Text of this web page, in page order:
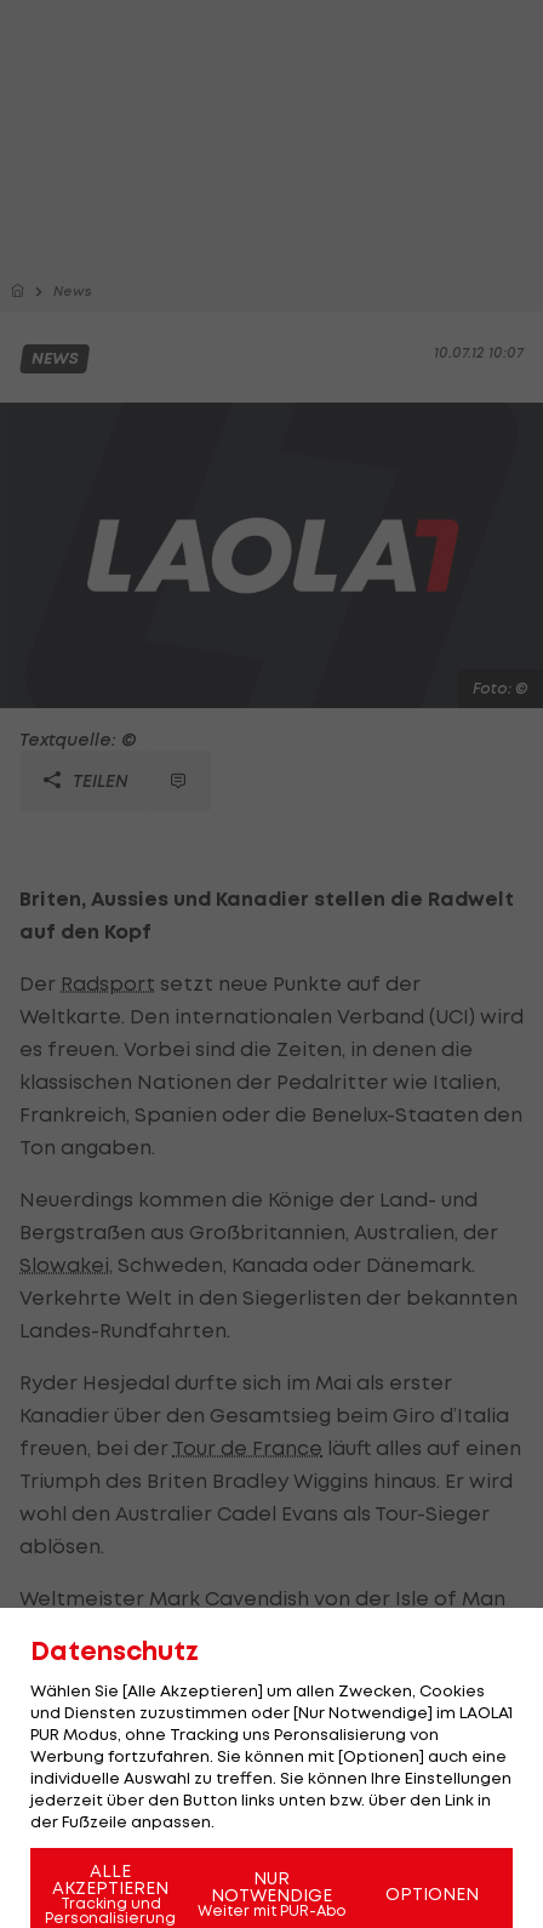
News
10.07.12 10:07
NEWS
Foto: ©
Textquelle: ©
TEILEN
Briten, Aussies und Kanadier stellen die Radwelt
auf den Kopf
Der Radsport setzt neue Punkte auf der
Weltkarte. Den internationalen Verband (UCI) wird
es freuen. Vorbei sind die Zeiten, in denen die
klassischen Nationen der Pedalritter wie Italien,
Frankreich, Spanien oder die Benelux-Staaten den
Ton angaben.
Neuerdings kommen die Könige der Land- und
Bergstraßen aus Großbritannien, Australien, der
Slowakei , Schweden, Kanada oder Dänemark.
Verkehrte Welt in den Siegerlisten der bekannten
Landes-Rundfahrten.
Ryder Hesjedal durfte sich im Mai als erster
Kanadier über den Gesamtsieg beim Giro d’Italia
freuen, bei der Tour de France läuft alles auf einen
Triumph des Briten Bradley Wiggins hinaus. Er wird
wohl den Australier Cadel Evans als Tour-Sieger
ablösen.
Weltmeister Mark Cavendish von der Isle of Man
Titel des besten Sprinters und bei den Jung-Profis
führt in Frankreich das Klassement aktuell der US-
Amerikaner Tejay van Garderen vor dem Esten
Rein Taaramae an.
Auch auf den Bergen kraxeln Fahrer aus Nationen,
die imRadsporteher "exotisch" anmuten, ins
Rampenlicht. Der Schwede Fredrik Kessiakoff
trägt am Ruhetag und vor dem Ritt durch die
Datenschutz
Wählen Sie [Alle Akzeptieren] um allen Zwecken, Cookies
und Diensten zuzustimmen oder [Nur Notwendige] im LAOLA1
PUR Modus, ohne Tracking uns Peronsalisierung von
Werbung fortzufahren. Sie können mit [Optionen] auch eine
individuelle Auswahl zu treffen. Sie können Ihre Einstellungen
jederzeit über den Button links unten bzw. über den Link in
der Fußzeile anpassen.
ALLE
AKZEPTIEREN
Tracking und
Personalisierung
NUR
NOTWENDIGE
Weiter mit PUR-Abo
OPTIONEN